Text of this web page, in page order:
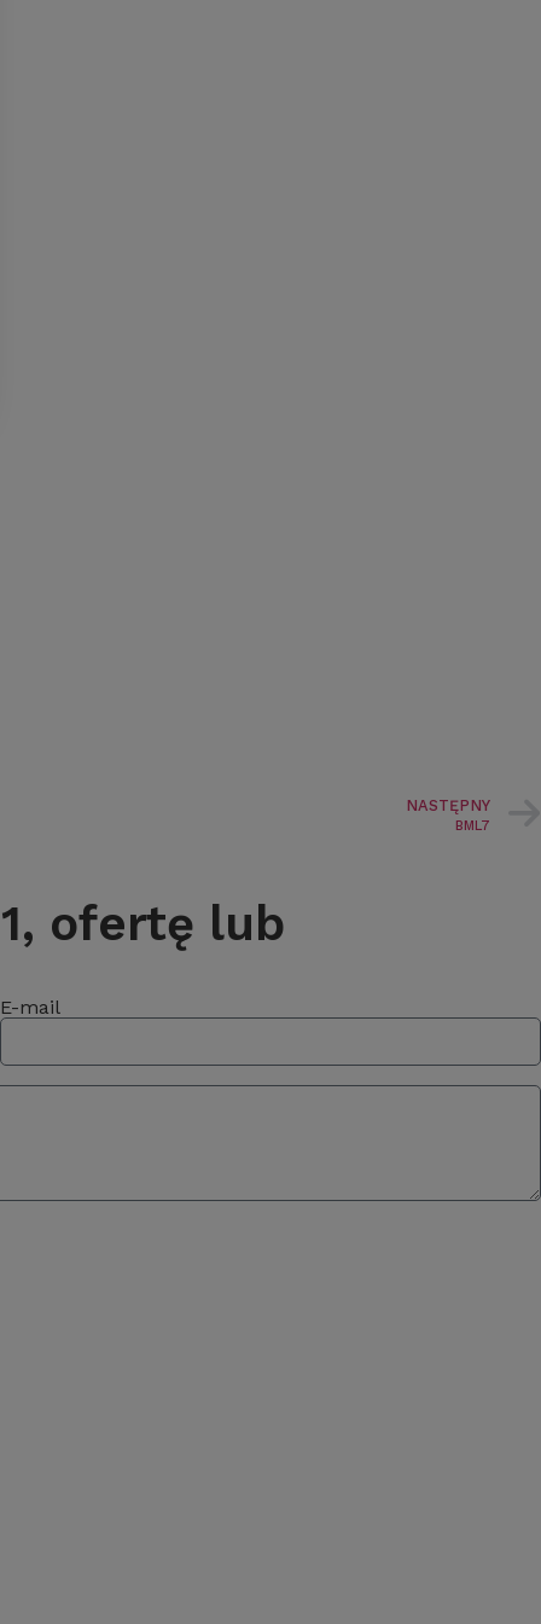
NASTĘPNY
BML7
ofertę lub
E-mail